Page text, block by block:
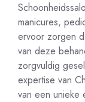
manicures,
ervoor zorgen
van deze
zorgvuldig
expertise van
van een unieke